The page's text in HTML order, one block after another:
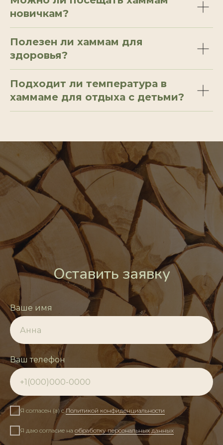
новичкам?
Полезен ли хаммам для
здоровья?
Подходит ли температура в
хаммаме для отдыха с детьми?
Оставить заявку
Ваше имя
Ваш телефон
Я согласен (а) сПолитикой конфиденциальности
Я даю согласие на обработку персональных данных